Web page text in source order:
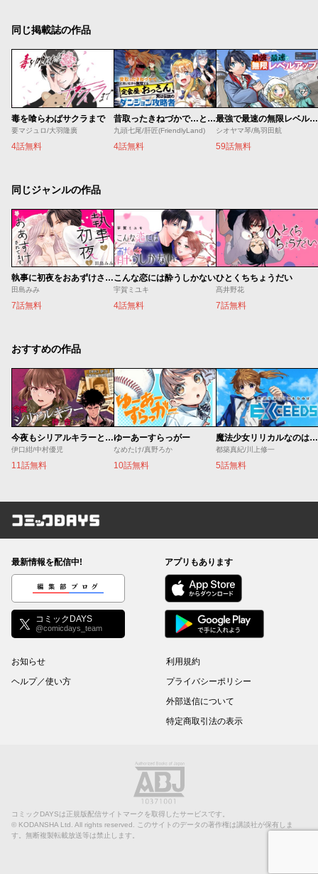
同じ掲載誌の作品
毒を喰らわばサクラまで
要マジュロ/大羽隆廣
4話無料
昔取ったきねづかで…と言いながら無双する定食屋のおっさん、実は伝説のダンジョン攻略者
九頭七尾/肝匠(FriendlyLand)
4話無料
最強で最速の無限レベルアップ ～スキル【経験値１０００倍】と【レベルフリー】でレベル上限の枷が外れた俺は無双する～
シオヤマ琴/鳥羽田航
59話無料
同じジャンルの作品
執事に初夜をおあずけされてます。
田島みみ
7話無料
こんな恋には酔うしかない
宇賀ミユキ
4話無料
ひとくちちょうだい
髙井野花
7話無料
おすすめの作品
今夜もシリアルキラーと待ち合わせ
伊口紺/中村優児
11話無料
ゆーあーすらっがー
なめたけ/真野ろか
10話無料
魔法少女リリカルなのは EXCEEDS
都築真紀/川上修一
5話無料
コミックDAYS
最新情報を配信中!
編集部ブログ
コミックDAYS
@comicdays_team
アプリもあります
お知らせ
ヘルプ／使い方
利用規約
プライバシーポリシー
外部送信について
特定商取引法の表示
コミックDAYSは正規版配信サイトマークを取得したサービスです。
© KODANSHA Ltd. All rights reserved. このサイトのデータの著作権は講談社が保有しま
す。無断複製転載放送等は禁止します。